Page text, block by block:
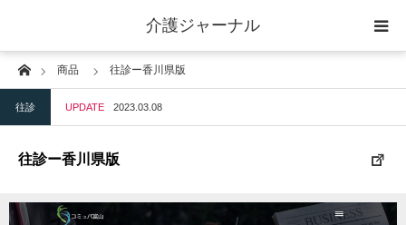
介護ジャーナル
Home商品 往診ー香川県版
往診 UPDATE 2023.03.08
往診ー香川県版
ケアプラン作成
訪問